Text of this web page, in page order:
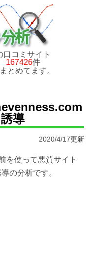
口コミサイト
167426件
とめてます。
導
2020/4/17更新
を使って悪質サイト
の分析です。